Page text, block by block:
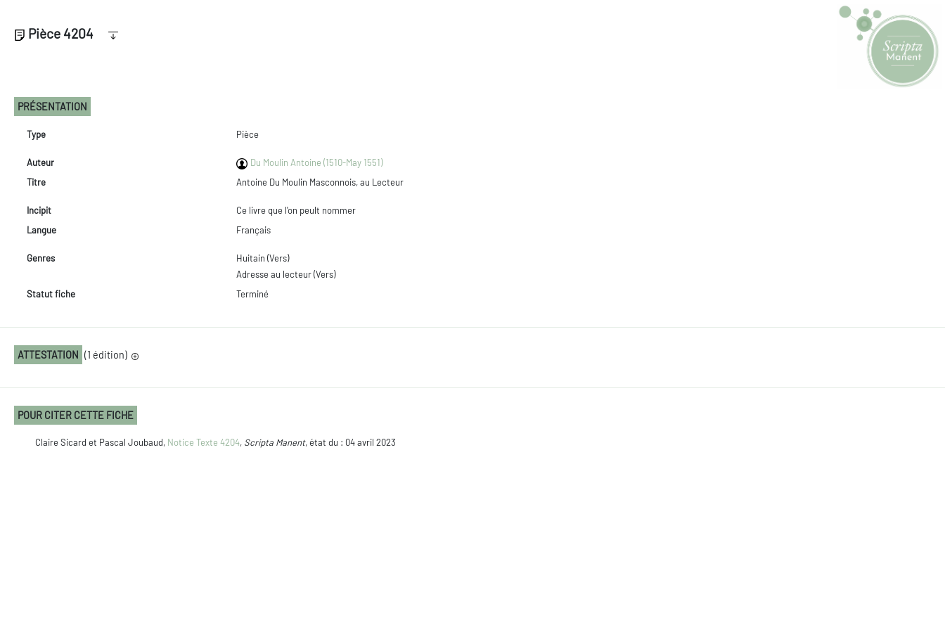
Pièce 4204
PRÉSENTATION
Type Pièce
Auteur
Du Moulin Antoine (1510-May 1551)
Titre
Antoine Du Moulin Masconnois, au Lecteur
Incipit
Ce livre que l'on peult nommer
Langue
Français
Genres
Huitain (Vers)
Adresse au lecteur (Vers)
Statut fiche
Terminé
ATTESTATION (1 édition)
POUR CITER CETTE FICHE
Claire Sicard et Pascal Joubaud, Notice Texte 4204, Scripta Manent, état du : 04 avril 2023